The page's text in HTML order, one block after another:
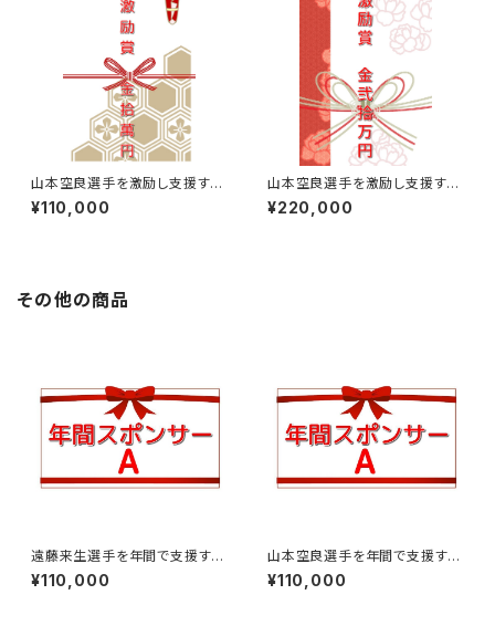
山本空良選手を激励し支援する
￥110,000【激励賞】
¥110,000
山本空良選手を激励し支援する
￥220,000【激励賞】
¥220,000
その他の商品
遠藤来生選手を年間で支援する
月￥110,000※年12回払い
¥110,000
山本空良選手を年間で支援する
月￥110,000※年12回払い
¥110,000